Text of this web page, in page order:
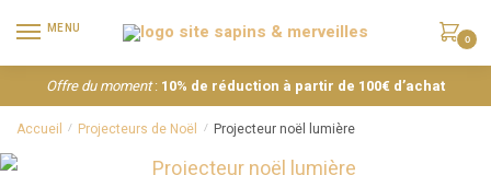
MENU
0
Offre du moment: 10% de réduction à partir de 100€ d’achat
Accueil / Projecteurs de Noël / Projecteur noël lumière